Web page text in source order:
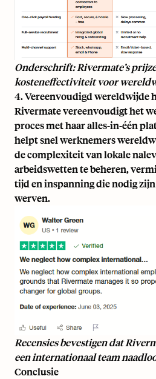
Onderschrift: Rivermate’s
kosteneffectiviteit voor
4. Vereenvoudigd wereldwijde
Rivermate vereenvoudigt het
proces met haar alles-in-één
helpt snel werknemers
de complexiteit van lokale
arbeidswetten te beheren,
tijd en inspanning die nodig
werven.
Recensiesbevestigen dat
een internationaal team
Conclusie